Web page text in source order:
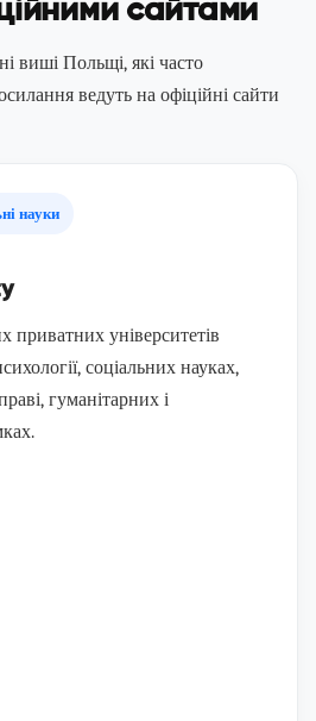
сайтами
виші Польщі, які часто
ведуть на офіційні сайти
науки
приватних університетів
соціальних науках,
гуманітарних і